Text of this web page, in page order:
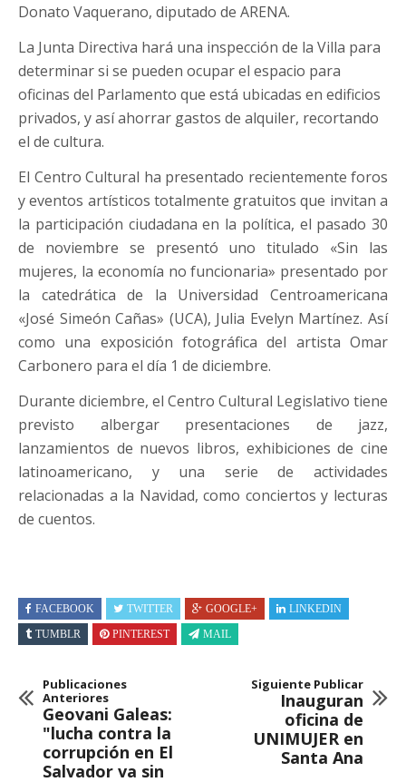
Donato Vaquerano, diputado de ARENA.
La Junta Directiva hará una inspección de la Villa para
determinar si se pueden ocupar el espacio para
oficinas del Parlamento que está ubicadas en edificios
privados, y así ahorrar gastos de alquiler, recortando
el de cultura.
El Centro Cultural ha presentado recientemente foros
y eventos artísticos totalmente gratuitos que invitan a
la participación ciudadana en la política, el pasado 30
de noviembre se presentó uno titulado «Sin las
mujeres, la economía no funcionaria» presentado por
la catedrática de la Universidad Centroamericana
«José Simeón Cañas» (UCA), Julia Evelyn Martínez. Así
como una exposición fotográfica del artista Omar
Carbonero para el día 1 de diciembre.
Durante diciembre, el Centro Cultural Legislativo tiene
previsto albergar presentaciones de jazz,
lanzamientos de nuevos libros, exhibiciones de cine
latinoamericano, y una serie de actividades
relacionadas a la Navidad, como conciertos y lecturas
de cuentos.
FACEBOOK TWITTER GOOGLE+
LINKEDIN
TUMBLR
PINTEREST MAIL
Publicaciones
Anteriores
Geovani Galeas:
"lucha contra la
corrupción en El
Salvador va sin
Siguiente Publicar
Inauguran
oficina de
UNIMUJER en
Santa Ana